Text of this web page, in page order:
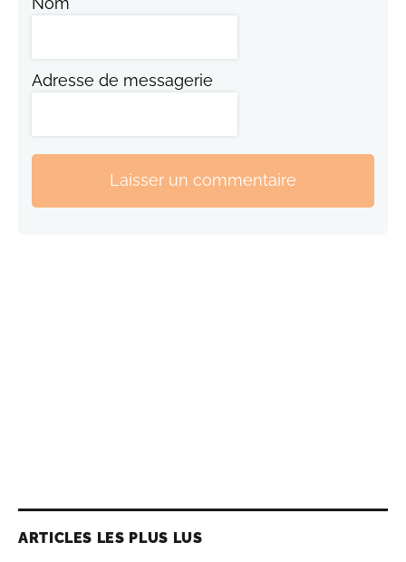
Adresse de messagerie
Laisser un commentaire
ARTICLES LES PLUS LUS